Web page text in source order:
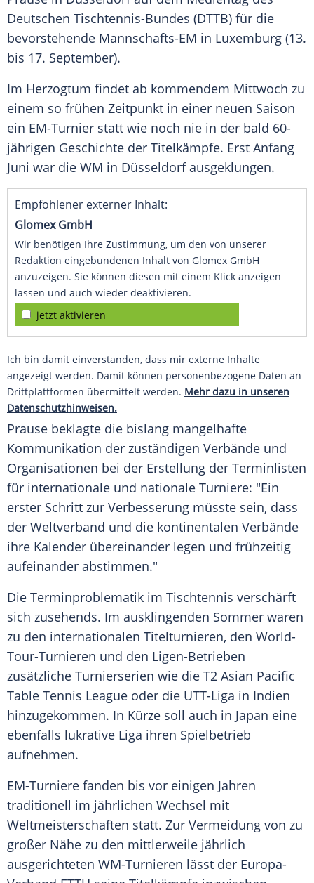
Deutschen Tischtennis-Bundes (DTTB) für die
bevorstehende Mannschafts-EM in Luxemburg (13.
bis 17. September).
Im Herzogtum findet ab kommendem Mittwoch zu
einem so frühen Zeitpunkt in einer neuen Saison
ein EM-Turnier statt wie noch nie in der bald 60-
jährigen Geschichte der Titelkämpfe. Erst Anfang
Juni war die WM in Düsseldorfausgeklungen.
Empfohlener externer Inhalt:
Glomex GmbH
Wir benötigen Ihre Zustimmung, um den von unserer
Redaktion eingebundenen Inhalt von Glomex GmbH
anzuzeigen. Sie können diesen mit einem Klick anzeigen
lassen und auch wieder deaktivieren.
jetzt aktivieren
Ich bin damit einverstanden, dass mir externe Inhalte
angezeigt werden. Damit können personenbezogene Daten an
Drittplattformen übermittelt werden. Mehr dazu in unseren
Datenschutzhinweisen.
Prause beklagte die bislang mangelhafte
Kommunikation der zuständigen Verbände und
Organisationen bei der Erstellung der Terminlisten
für internationale und nationale Turniere: "Ein
erster Schritt zur Verbesserung müsste sein, dass
der Weltverband und die kontinentalen Verbände
ihre Kalender übereinander legen und frühzeitig
aufeinander abstimmen."
Die Terminproblematik im Tischtennis verschärft
sich zusehends. Im ausklingenden Sommer waren
zu den internationalen Titelturnieren, den World-
Tour-Turnieren und den Ligen-Betrieben
zusätzliche Turnierserien wie die T2 Asian Pacific
Table Tennis League oder die UTT-Liga in Indien
hinzugekommen. In Kürze soll auch in Japan eine
ebenfalls lukrative Liga ihren Spielbetrieb
aufnehmen.
EM-Turniere fanden bis vor einigen Jahren
traditionell im jährlichen Wechsel mit
Weltmeisterschaften statt. Zur Vermeidung von zu
großer Nähe zu den mittlerweile jährlich
ausgerichteten WM-Turnieren lässt der Europa-